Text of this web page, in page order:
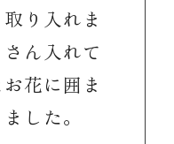
り入れま
ん入れて
花に囲ま
した。